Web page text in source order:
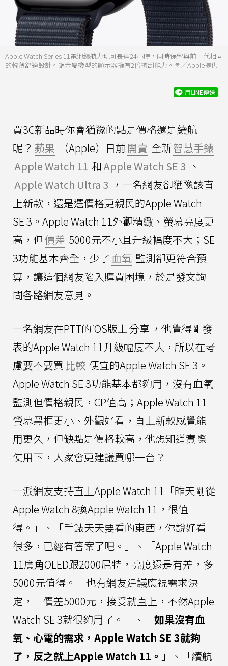
Apple Watch Series 11電池續航力現可長達24小時，同時保留與前一代相同
的輕薄舒適設計。鋁金屬機型的顯示器擁有2倍抗刮能力。圖／Apple提供
用LINE傳送
買3C新品時你會猶豫的點是價格還是續航
呢？ 蘋果 （Apple）日前開賣 全新智慧手錶
Apple Watch 11 和Apple Watch SE 3 、
Apple Watch Ultra 3 ，一名網友卻猶豫該直
上新款，還是選價格更親民的Apple Watch
SE 3。Apple Watch 11外觀精緻、螢幕亮度更
高，但價差 5000元不小且升級幅度不大；SE
3功能基本齊全，少了血氧 監測卻更符合預
算，讓這個網友陷入購買困境，於是發文詢
問各路網友意見。
一名網友在PTT的iOS版上分享 ，他覺得剛發
表的Apple Watch 11升級幅度不大，所以在考
慮要不要買 比較 便宜的Apple Watch SE 3。
Apple Watch SE 3功能基本都夠用，沒有血氧
監測但價格親民，CP值高；Apple Watch 11
螢幕黑框更小、外觀好看，直上新款感覺能
用更久，但缺點是價格較高，他想知道實際
使用下，大家會更建議買哪一台？
一派網友支持直上Apple Watch 11「昨天剛從
Apple Watch 8換Apple Watch 11，很值
得。」、「手錶天天要看的東西，你說好看
很多，已經有答案了吧。」、「Apple Watch
11廣角OLED跟2000尼特，亮度還是有差，多
5000元值得。」也有網友建議應視需求決
定，「價差5000元，接受就直上，不然Apple
Watch SE 3就很夠用了。」、「如果沒有血
氧、心電的需求，Apple Watch SE 3就夠
了，反之就上Apple Watch 11。 」、「續航